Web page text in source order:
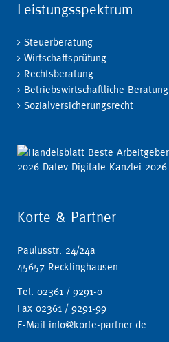
Leistungsspektrum
Steuerberatung
Wirtschaftsprüfung
Rechtsberatung
Betriebswirtschaftliche Beratung
Sozialversicherungsrecht
Korte & Partner
Paulusstr. 24/24a
45657 Recklinghausen
Tel. 02361 / 9291-0
Fax 02361 / 9291-99
E-Mail info@korte-partner.de